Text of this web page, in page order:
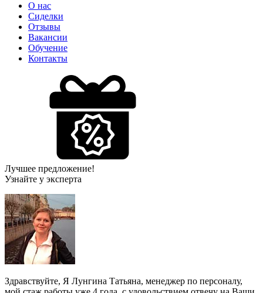
О нас
Сиделки
Отзывы
Вакансии
Обучение
Контакты
Лучшее предложение!
Узнайте у эксперта
Здравствуйте, Я Лунгина Татьяна, менеджер по персоналу,